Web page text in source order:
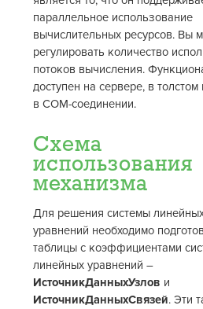
параллельное использование
вычислительных ресурсов. Вы
регулировать количество
потоков вычисления.
доступен на сервере, в толстом
в COM-соединении.
Схема
использования
механизма
Для решения системы
уравнений необходимо
таблицы с коэффициентами
линейных уравнений –
ИсточникДанныхУзлов и
ИсточникДанныхСвязей. Эти